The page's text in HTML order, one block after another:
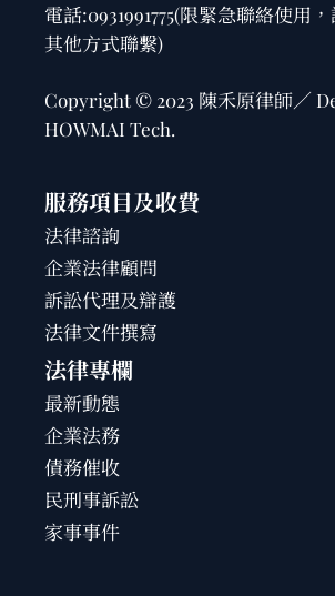
電話:0931991775(限緊急聯絡使用
其他方式聯繫)
Copyright © 2023 陳禾原律師／
HOWMAI Tech.
服務項目及收費
法律諮詢
企業法律顧問
訴訟代理及辯護
法律文件撰寫
法律專欄
最新動態
企業法務
債務催收
民刑事訴訟
家事事件